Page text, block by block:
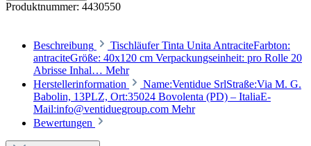
Produktnummer: 4430550
Beschreibung
Tischläufer Tinta Unita AntraciteFarbton:
antraciteGröße: 40x120 cm Verpackungseinheit: pro Rolle 20
Abrisse Inhal… Mehr
Herstellerinformation
Name:Ventidue SrlStraße:Via M. G.
Babolin, 13PLZ, Ort:35024 Bovolenta (PD) – ItaliaE-
Mail:info@ventiduegroup.com Mehr
Bewertungen